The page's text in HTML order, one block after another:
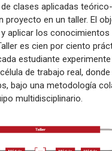
clases aplicadas
proyecto en un taller. El
aplicar los
es cien por ciento
estudiante
de trabajo real,
bajo una metodología
multidisciplinario.